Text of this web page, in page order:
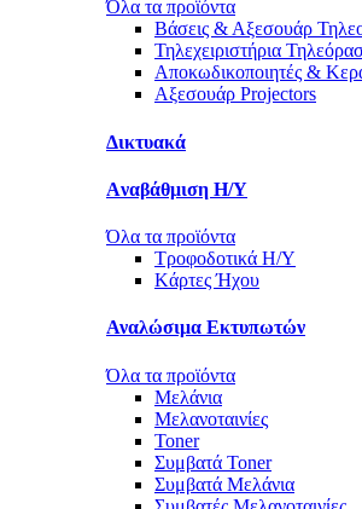
Όλα τα προϊόντα
Βάσεις & Αξεσουάρ
Τηλεχειριστήρια
Αποκωδικοποιητές &
Αξεσουάρ Projectors
Δικτυακά
Aναβάθμιση Η/Υ
Όλα τα προϊόντα
Τροφοδοτικά Η/Υ
Kάρτες Ήχου
Αναλώσιμα Εκτυπωτών
Όλα τα προϊόντα
Μελάνια
Μελανοταινίες
Toner
Συμβατά Toner
Συμβατά Μελάνια